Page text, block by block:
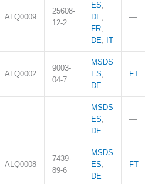
ALQ0009
25608-
12-2
ES,
DE,
FR,
DE, IT
—
ALQ0002
9003-
04-7
MSDS
ES,
DE
FT
MSDS
ES,
DE
—
ALQ0008
7439-
89-6
MSDS
ES,
DE
FT